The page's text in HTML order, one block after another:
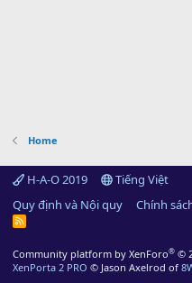
Home
H-A-O 2019
Tiếng Việt
Quy định và Nội quy
Chính
R
Community platform by XenForo® ©
XenPorta 2 PRO © Jason Axelrod of